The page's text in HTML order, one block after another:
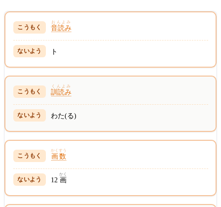
音読み
おんよみ
ト
訓読み
くんよみ
わた(る)
画数
かくすう
12 画
かく